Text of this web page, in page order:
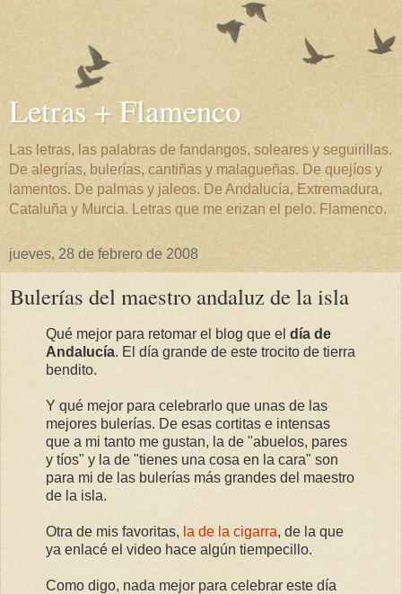
Letras + Flamenco
Las letras, las palabras de fandangos, soleares y seguirillas.
De alegrías, bulerías, cantiñas y malagueñas. De quejíos y
lamentos. De palmas y jaleos. De Andalucía, Extremadura,
Cataluña y Murcia. Letras que me erizan el pelo. Flamenco.
jueves, 28 de febrero de 2008
Bulerías del maestro andaluz de la isla
Qué mejor para retomar el blog que el día de
Andalucía. El día grande de este trocito de tierra
bendito.
Y qué mejor para celebrarlo que unas de las
mejores bulerías. De esas cortitas e intensas
que a mi tanto me gustan, la de "abuelos, pares
y tíos" y la de "tienes una cosa en la cara" son
para mi de las bulerías más grandes del maestro
de la isla.
Otra de mis favoritas, la de la cigarra, de la que
ya enlacé el video hace algún tiempecillo.
Como digo, nada mejor para celebrar este día